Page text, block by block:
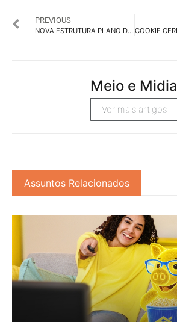
PREVIOUS
NOVA ESTRUTURA PLANO DE ADOÇÃO DA TECNOLOGIA CRIANDO COMITÊ DE IA
Meio e Midia
Ver mais artigos
Assuntos Relacionados